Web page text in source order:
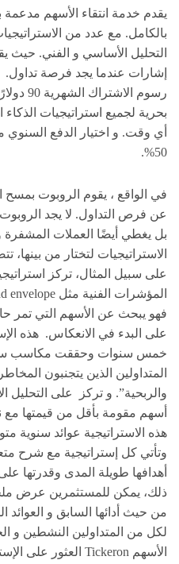
يقدم خدمة انتقاء الأسهم مدعمة
بالكامل. مع عدد من
إشارات عندما يجد فرصة تداول.
رسوم
بحرية لجميع استراتيجيات
أي وقت. و اختيار الدفع
50%.
في الواقع ، يقوم الروبوت بمسح
عن فرص التداول. لا يجد
بل يغطي أيضًا العملات
الاستراتيجيات لتختار من
على سبيل المثال، تركز
المؤشرات الفنية مثل parabolic and envelope.
فهو يبحث عن الأسهم التي تمر
على البدء في الانعكاس. هذه
المتداولين الذين يتجنبون
والربحية”. و تركز على التحليل
أسهم مقومة بأقل من قيمتها
هذه الاستراتيجية عوائد سنوية
وتأتي كل إستراتيجية مع شرح
أهدافها طويلة المدى وقدرتها
ذلك، يمكن للمستثمرين عرض
من حيث أدائها السابق و العوائد
لكل من المتداولين النشطين و
الأسهم Tickeron العثور على الإستراتيجية المناسبة.